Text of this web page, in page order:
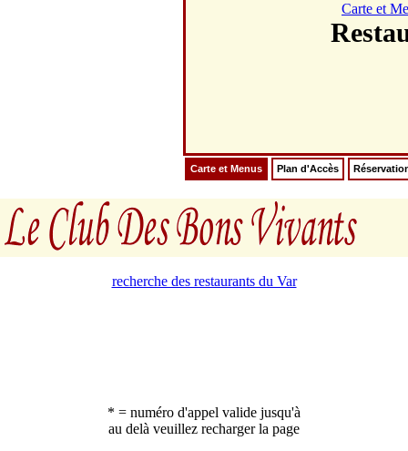
Carte et
Carte et Menus Plan d'Accès
recherche des restaurants du Var
* = numéro d'appel valide jusqu'à
au delà veuillez recharger la page